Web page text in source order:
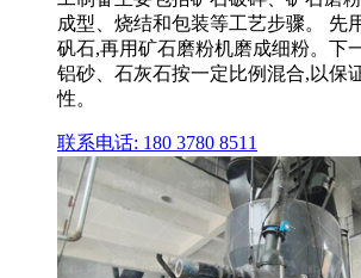
成型、烧结和包装等工艺步骤。 先
矾石,再用矿石磨粉机磨成细粉。下
铝砂、石灰石按一定比例混合,以保
性。
联系电话: 180 3780 8511